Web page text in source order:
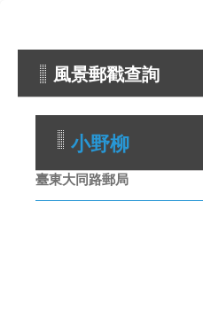
風景郵戳查詢
小野柳
臺東大同路郵局